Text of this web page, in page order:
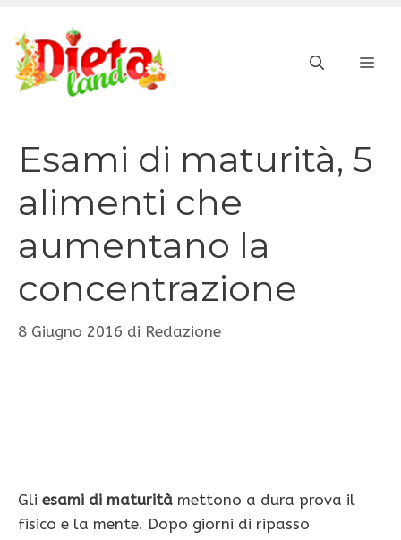
contenuto
Esami di maturità, 5
alimenti che
aumentano la
concentrazione
8 Giugno 2016 di Redazione
Gli esami di maturità mettono a dura prova il
fisico e la mente. Dopo giorni di ripasso